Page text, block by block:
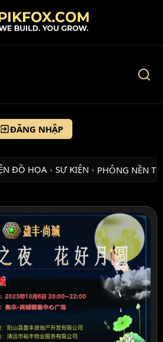
ĐĂNG NHẬP
ĐỒ HỌA › SỰ KIỆN › PHÔNG NỀN